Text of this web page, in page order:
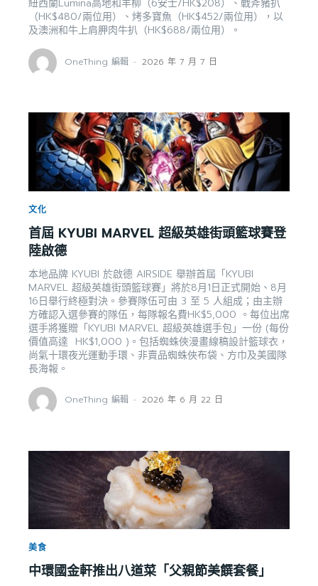
紐西蘭Lumina高地和羊柳（6安士/HK$208）、戰斧豬扒
（HK$480/兩位用）、烤多寶魚（HK$452/兩位用），以
及澳洲和牛上肩胛肉牛扒（HK$688/兩位用）。
OneThing 編輯 - 2026 年 7 月 7 日
文化
首屆 KYUBI MARVEL 超級英雄街頭籃球賽登
陸啟德
本地品牌 KYUBI 於啟德 AIRSIDE 舉辦首屆「KYUBI
MARVEL 超級英雄街頭籃球賽」將於8月1日正式開始、8月
16日舉行終極對決。參賽隊伍可由 3 至 5 人組成；由主辦
方確認入選參賽的隊伍，每隊報名費HK$5,000 。每位出席
選手將獲贈「KYUBI MARVEL 超級英雄選手包」一份 (每份
價值高達 HK$1,000 )。包括蜘蛛俠漫畫線稿設計籃球衣，
尚氣十環夜光運動手環、非賣品蜘蛛俠布袋、方巾及美國隊
長海報。
OneThing 編輯 - 2026 年 6 月 22 日
美食
中環國金軒推出八道菜「父親節美饌套餐」